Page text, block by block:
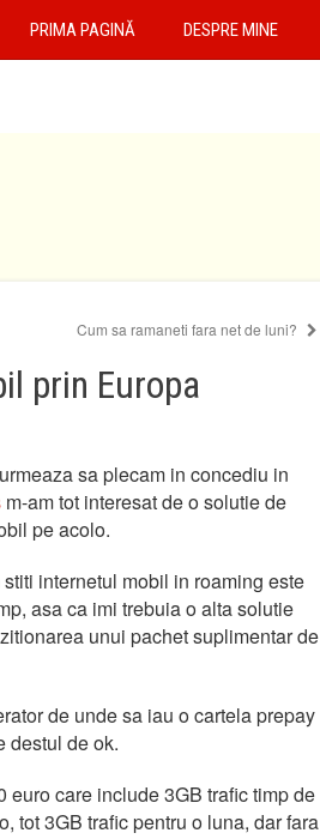
PRIMA PAGINĂ DESPRE MINE
Cum sa ramaneti fara net de luni?
prin Europa
sa plecam in concediu in
m-am tot interesat de o solutie de
pe acolo.
internetul mobil in roaming este
asa ca imi trebuia o alta solutie
unui pachet suplimentar de
de unde sa iau o cartela prepay
destul de ok.
euro care include 3GB trafic timp de
tot 3GB trafic pentru o luna, dar fara